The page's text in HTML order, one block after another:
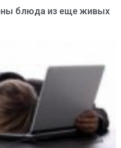
блюда из еще живых